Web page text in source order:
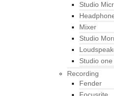
Studio
Mixer
Studio
Studio
Recording
Fender